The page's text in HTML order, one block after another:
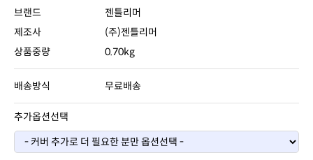
브랜드
젠틀리머
제조사
(주)젠틀리머
상품중량
0.70kg
배송방식 무료배송
추가옵션선택